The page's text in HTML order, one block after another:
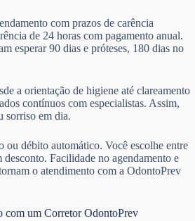
com prazos de carência
de 24 horas com pagamento anual.
esperar 90 dias e próteses, 180 dias no
a orientação de higiene até clareamento
contínuos com especialistas. Assim,
sorriso em dia.
ou débito automático. Você escolhe entre
desconto. Facilidade no agendamento e
o atendimento com a OdontoPrev
com um Corretor OdontoPrev